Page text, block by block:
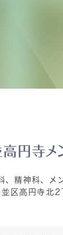
、精神科、メ
並区高円寺北